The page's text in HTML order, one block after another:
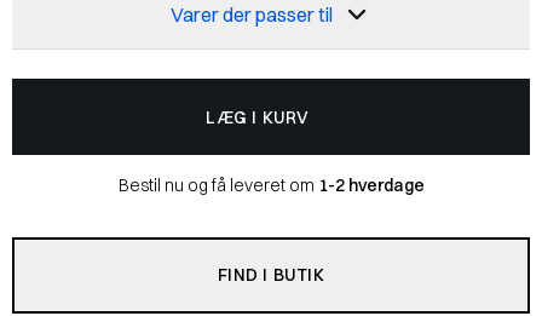
Varer der passer til
LÆG I KURV
Bestil nu og få leveret om 1-2 hverdage
FIND I BUTIK